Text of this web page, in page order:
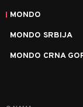
MONDO
MONDO SRBIJA
MONDO CRNA